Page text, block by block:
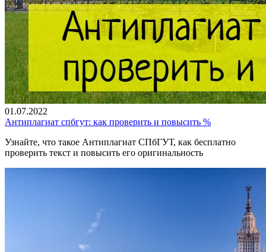
01.07.2022
Антиплагиат спбгут: как проверить и повысить %
Узнайте, что такое Антиплагиат СПбГУТ, как бесплатно
проверить текст и повысить его оригинальность